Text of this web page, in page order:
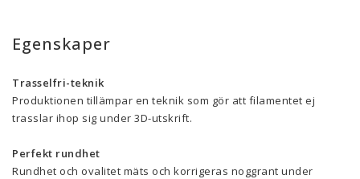
Egenskaper
Trasselfri-teknik
Produktionen tillämpar en teknik som gör att filamentet ej
trasslar ihop sig under 3D-utskrift.
Perfekt rundhet
Rundhet och ovalitet mäts och korrigeras noggrant under